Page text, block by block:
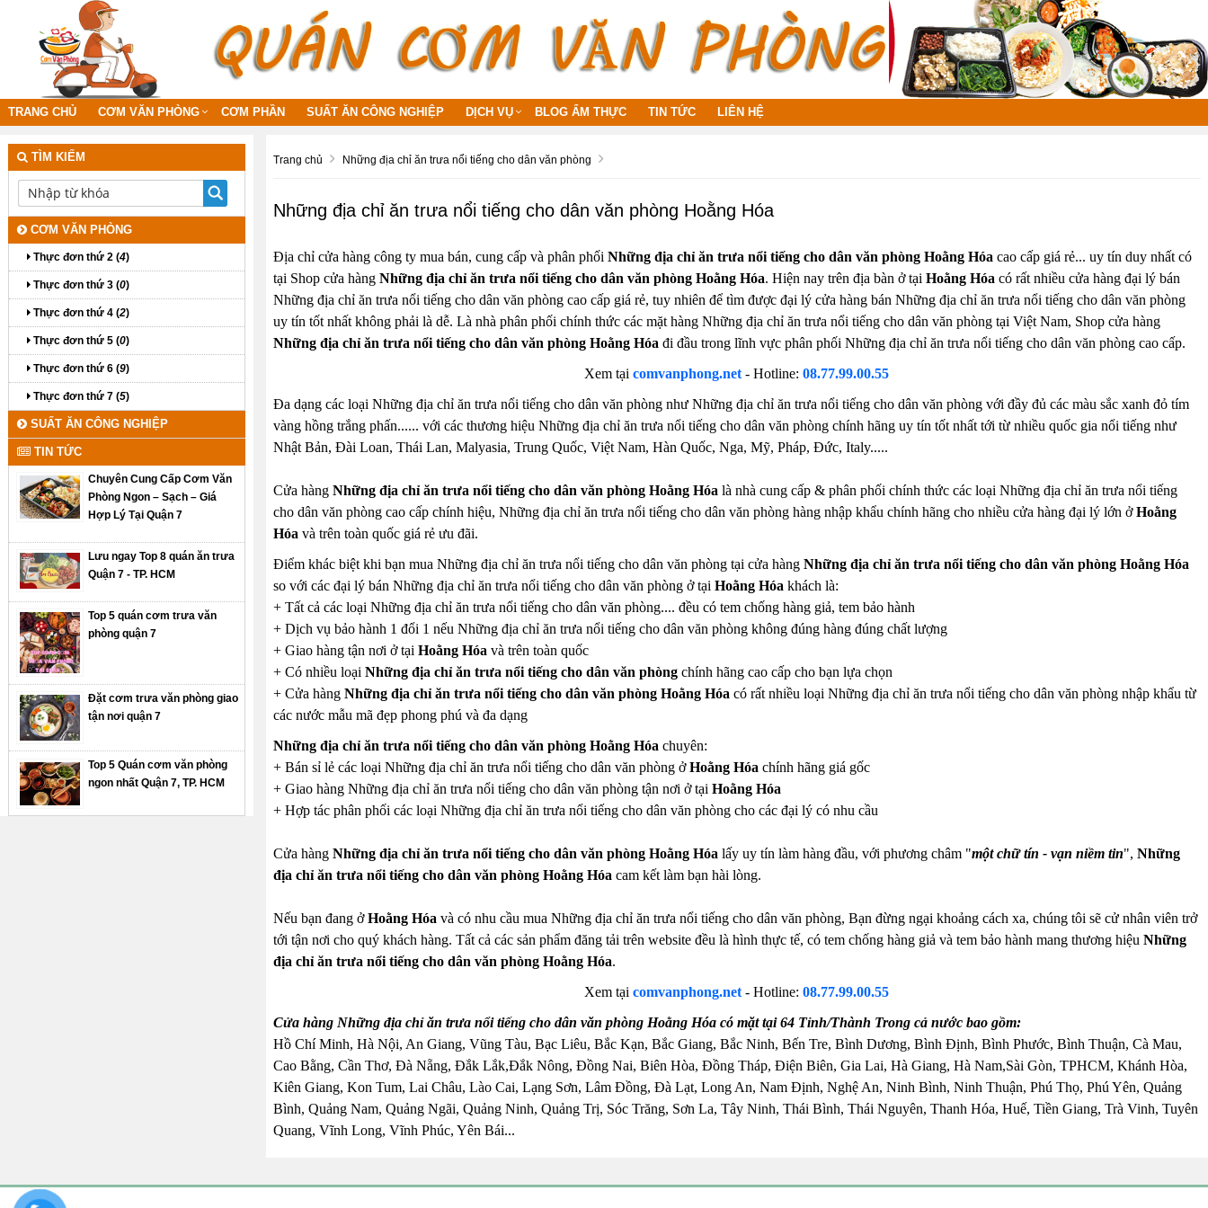
TRANG CHỦ CƠM VĂN PHÒNG CƠM PHẦN SUẤT ĂN CÔNG NGHIỆP DỊCH VỤ BLOG ẨM THỰC TIN TỨC LIÊN HỆ
Trang chủ Những địa chỉ ăn trưa nổi tiếng cho dân văn phòng
Những địa chỉ ăn trưa nổi tiếng cho dân văn phòng Hoằng Hóa
Địa chỉ cửa hàng công ty mua bán, cung cấp và phân phối Những địa chỉ ăn trưa nổi tiếng cho dân văn phòng Hoằng Hóa cao cấp giá rẻ... uy tín duy nhất có
tại Shop cửa hàng Những địa chỉ ăn trưa nổi tiếng cho dân văn phòng Hoằng Hóa. Hiện nay trên địa bàn ở tại Hoằng Hóa có rất nhiều cửa hàng đại lý bán
Những địa chỉ ăn trưa nổi tiếng cho dân văn phòng cao cấp giá rẻ, tuy nhiên để tìm được đại lý cửa hàng bán Những địa chỉ ăn trưa nổi tiếng cho dân văn phòng
uy tín tốt nhất không phải là dễ. Là nhà phân phối chính thức các mặt hàng Những địa chỉ ăn trưa nổi tiếng cho dân văn phòng tại Việt Nam, Shop cửa hàng
Những địa chỉ ăn trưa nổi tiếng cho dân văn phòng Hoằng Hóa đi đầu trong lĩnh vực phân phối Những địa chỉ ăn trưa nổi tiếng cho dân văn phòng cao cấp.
Xem tạicomvanphong.net - Hotline:08.77.99.00.55
Đa dạng các loại Những địa chỉ ăn trưa nổi tiếng cho dân văn phòng như Những địa chỉ ăn trưa nổi tiếng cho dân văn phòng với đầy đủ các màu sắc xanh đỏ tím
vàng hồng trắng phấn...... với các thương hiệu Những địa chỉ ăn trưa nổi tiếng cho dân văn phòng chính hãng uy tín tốt nhất tới từ nhiều quốc gia nổi tiếng như
Nhật Bản, Đài Loan, Thái Lan, Malyasia, Trung Quốc, Việt Nam, Hàn Quốc, Nga, Mỹ, Pháp, Đức, Italy.....
Cửa hàng Những địa chỉ ăn trưa nổi tiếng cho dân văn phòng Hoằng Hóa là nhà cung cấp & phân phối chính thức các loại Những địa chỉ ăn trưa nổi tiếng
cho dân văn phòng cao cấp chính hiệu, Những địa chỉ ăn trưa nổi tiếng cho dân văn phòng hàng nhập khẩu chính hãng cho nhiều cửa hàng đại lý lớn ởHoằng
Hóa và trên toàn quốc giá rẻ ưu đãi.
Điểm khác biệt khi bạn mua Những địa chỉ ăn trưa nổi tiếng cho dân văn phòng tại cửa hàng Những địa chỉ ăn trưa nổi tiếng cho dân văn phòng Hoằng Hóa
so với các đại lý bán Những địa chỉ ăn trưa nổi tiếng cho dân văn phòng ở tại Hoằng Hóa khách là:
+ Tất cả các loại Những địa chỉ ăn trưa nổi tiếng cho dân văn phòng.... đều có tem chống hàng giả, tem bảo hành
+ Dịch vụ bảo hành 1 đổi 1 nếu Những địa chỉ ăn trưa nổi tiếng cho dân văn phòng không đúng hàng đúng chất lượng
+ Giao hàng tận nơi ở tại Hoằng Hóa và trên toàn quốc
+ Có nhiều loại Những địa chỉ ăn trưa nổi tiếng cho dân văn phòngchính hãng cao cấp cho bạn lựa chọn
+ Cửa hàng Những địa chỉ ăn trưa nổi tiếng cho dân văn phòng Hoằng Hóa có rất nhiều loại Những địa chỉ ăn trưa nổi tiếng cho dân văn phòng nhập khẩu từ
các nước mẫu mã đẹp phong phú và đa dạng
Những địa chỉ ăn trưa nổi tiếng cho dân văn phòng Hoằng Hóa chuyên:
+ Bán sỉ lẻ các loại Những địa chỉ ăn trưa nổi tiếng cho dân văn phòng ởHoằng Hóa chính hãng giá gốc
+ Giao hàng Những địa chỉ ăn trưa nổi tiếng cho dân văn phòng tận nơi ở tại Hoằng Hóa
+ Hợp tác phân phối các loại Những địa chỉ ăn trưa nổi tiếng cho dân văn phòng cho các đại lý có nhu cầu
Cửa hàng Những địa chỉ ăn trưa nổi tiếng cho dân văn phòng Hoằng Hóa lấy uy tín làm hàng đầu, với phương châm "một chữ tín - vạn niềm tin", Những
địa chỉ ăn trưa nổi tiếng cho dân văn phòng Hoằng Hóa cam kết làm bạn hài lòng.
Nếu bạn đang ởHoằng Hóa và có nhu cầu mua Những địa chỉ ăn trưa nổi tiếng cho dân văn phòng, Bạn đừng ngại khoảng cách xa, chúng tôi sẽ cử nhân viên trở
tới tận nơi cho quý khách hàng. Tất cả các sản phẩm đăng tải trên website đều là hình thực tế, có tem chống hàng giả và tem bảo hành mang thương hiệu Những
địa chỉ ăn trưa nổi tiếng cho dân văn phòng Hoằng Hóa.
Xem tạicomvanphong.net - Hotline:08.77.99.00.55
Cửa hàng Những địa chỉ ăn trưa nổi tiếng cho dân văn phòng Hoằng Hóa có mặt tại 64 Tỉnh/Thành Trong cả nước bao gồm:
Hồ Chí Minh, Hà Nội, An Giang, Vũng Tàu, Bạc Liêu, Bắc Kạn, Bắc Giang, Bắc Ninh, Bến Tre, Bình Dương, Bình Định, Bình Phước, Bình Thuận, Cà Mau,
Cao Bằng, Cần Thơ, Đà Nẵng, Đắk Lắk,Đắk Nông, Đồng Nai, Biên Hòa, Đồng Tháp, Điện Biên, Gia Lai, Hà Giang, Hà Nam,Sài Gòn, TPHCM, Khánh Hòa,
Kiên Giang, Kon Tum, Lai Châu, Lào Cai, Lạng Sơn, Lâm Đồng, Đà Lạt, Long An, Nam Định, Nghệ An, Ninh Bình, Ninh Thuận, Phú Thọ, Phú Yên, Quảng
Bình, Quảng Nam, Quảng Ngãi, Quảng Ninh, Quảng Trị, Sóc Trăng, Sơn La, Tây Ninh, Thái Bình, Thái Nguyên, Thanh Hóa, Huế, Tiền Giang, Trà Vinh, Tuyên
Quang, Vĩnh Long, Vĩnh Phúc, Yên Bái...
TÌM KIẾM
CƠM VĂN PHÒNG
Thực đơn thứ 2 (4)
Thực đơn thứ 3 (0)
Thực đơn thứ 4 (2)
Thực đơn thứ 5 (0)
Thực đơn thứ 6 (9)
Thực đơn thứ 7 (5)
SUẤT ĂN CÔNG NGHIỆP
TIN TỨC
Chuyên Cung Cấp Cơm Văn
Phòng Ngon – Sạch – Giá
Hợp Lý Tại Quận 7
Lưu ngay Top 8 quán ăn trưa
Quận 7 - TP. HCM
Top 5 quán cơm trưa văn
phòng quận 7
Đặt cơm trưa văn phòng giao
tận nơi quận 7
Top 5 Quán cơm văn phòng
ngon nhất Quận 7, TP. HCM